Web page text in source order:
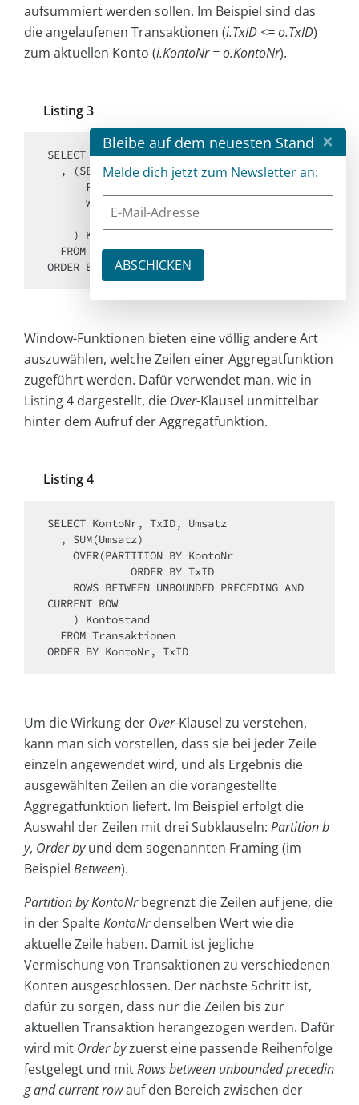
aufsummiert werden sollen. Im Beispiel sind das
die angelaufenen Transaktionen (i.TxID <= o.TxID)
zum aktuellen Konto (i.KontoNr = o.KontoNr).
Listing 3
SELECT KontoNr, TxID, Umsatz
ORDER BY KontoNr, TxID
Window-Funktionen bieten eine völlig andere Art
auszuwählen, welche Zeilen einer Aggregatfunktion
zugeführt werden. Dafür verwendet man, wie in
Listing 4 dargestellt, die Over-Klausel unmittelbar
hinter dem Aufruf der Aggregatfunktion.
Listing 4
SELECT KontoNr, TxID, Umsatz
CURRENT ROW
ORDER BY KontoNr, TxID
Um die Wirkung der Over-Klausel zu verstehen,
kann man sich vorstellen, dass sie bei jeder Zeile
einzeln angewendet wird, und als Ergebnis die
ausgewählten Zeilen an die vorangestellte
Aggregatfunktion liefert. Im Beispiel erfolgt die
Auswahl der Zeilen mit drei Subklauseln: Partition b
y, Order byund dem sogenannten Framing (im
Beispiel Between).
Partition by KontoNrbegrenzt die Zeilen auf jene, die
in der SpalteKontoNrdenselben Wert wie die
aktuelle Zeile haben. Damit ist jegliche
Vermischung von Transaktionen zu verschiedenen
Konten ausgeschlossen. Der nächste Schritt ist,
dafür zu sorgen, dass nur die Zeilen bis zur
aktuellen Transaktion herangezogen werden. Dafür
wird mit Order byzuerst eine passende Reihenfolge
festgelegt und mitRows between unbounded precedin
g and current rowauf den Bereich zwischen der
Bleibe auf dem neuesten Stand ×
Melde dich jetzt zum Newsletter an: